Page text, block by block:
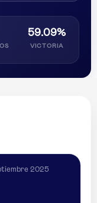
59.09%
VICTORIA
2025